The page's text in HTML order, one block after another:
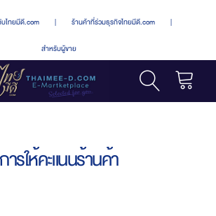
ไทยมีดี.com | ร้านค้าที่ร่วมธุรกิจไทยมีดี.com |
สำหรับผู้ขาย
การให้คะแนนร้านค้า